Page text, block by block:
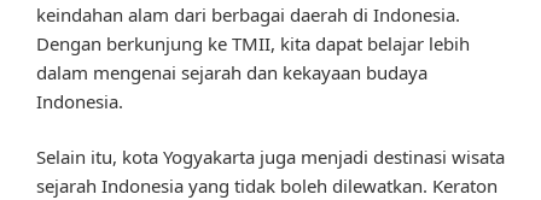
keindahan alam dari berbagai daerah di Indonesia.
Dengan berkunjung ke TMII, kita dapat belajar lebih
dalam mengenai sejarah dan kekayaan budaya
Indonesia.
Selain itu, kota Yogyakarta juga menjadi destinasi wisata
sejarah Indonesia yang tidak boleh dilewatkan. Keraton